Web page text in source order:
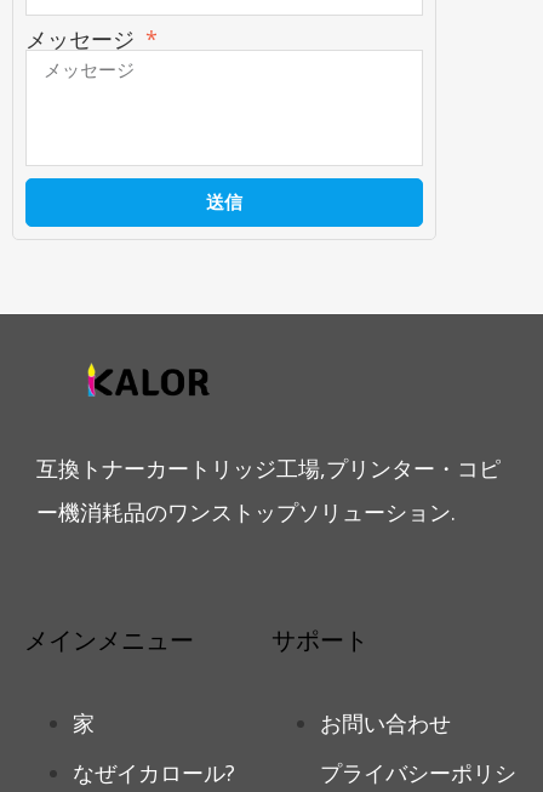
メッセージ
送信
互換トナーカートリッジ工場,プリンター・コピ
ー機消耗品のワンストップソリューション.
メインメニュー
家
なぜイカロール?
サポート
お問い合わせ
プライバシーポリシ